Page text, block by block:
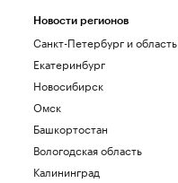
Новости регионов
Санкт-Петербург и область
Екатеринбург
Новосибирск
Омск
Башкортостан
Вологодская область
Калининград